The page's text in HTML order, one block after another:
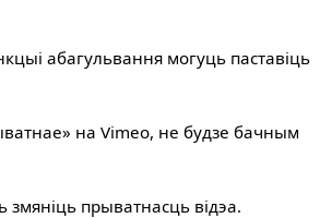
абагульвання могуць паставіць
на Vimeo, не будзе бачным
змяніць прыватнасць відэа.